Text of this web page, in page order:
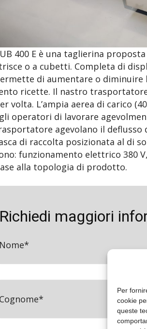
Per
cookie
queste
400 E è una taglierina
o a cubetti. Completa di
di aumentare o
ricette. Il nastro
volta. L’ampia aerea di carico
operatori di lavorare
agevolano il deflusso
di raccolta posizionata al di
funzionamento elettrico 380
alla topologia di prodotto.
Richiedi maggiori
Nome*
Cognome*